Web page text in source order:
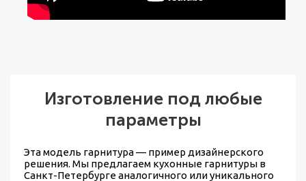
Изготовление под любые
параметры
Эта модель гарнитура — пример дизайнерского
решения. Мы предлагаем кухонные гарнитуры в
Санкт-Петербургеаналогичного или уникального